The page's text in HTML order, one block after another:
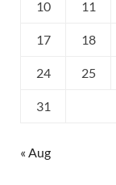
10 11
17 18
24 25
31
« Aug